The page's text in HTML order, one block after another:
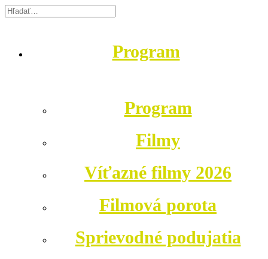
Program
Program
Filmy
Víťazné filmy 2026
Filmová porota
Sprievodné podujatia